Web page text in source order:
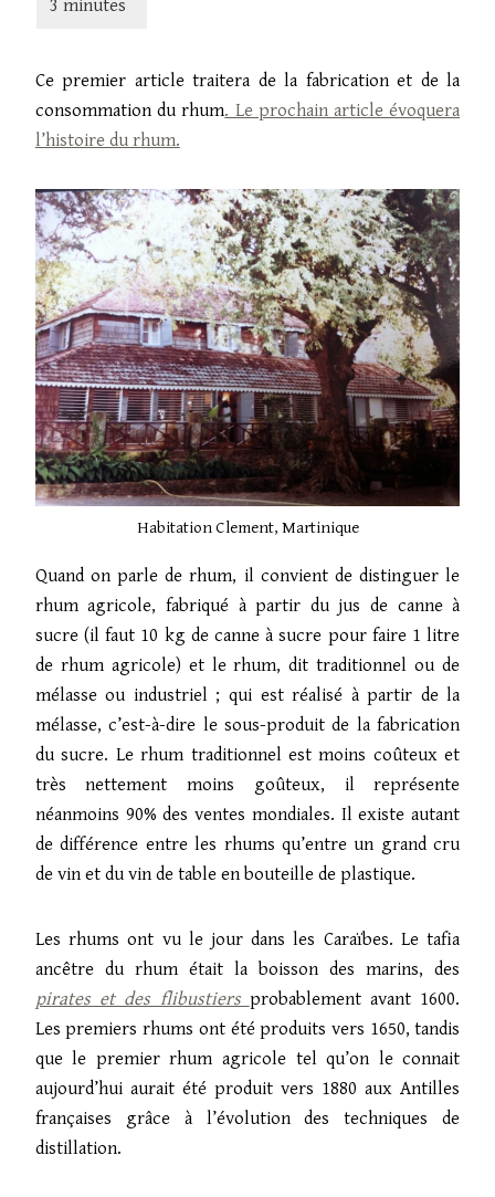
Ce premier article traitera de la fabrication et de la
consommation du rhum. Le prochain article évoquera
l’histoire du rhum.
Habitation Clement, Martinique
Quand on parle de rhum, il convient de distinguer le
rhum agricole, fabriqué à partir du jus de canne à
sucre (il faut 10 kg de canne à sucre pour faire 1 litre
de rhum agricole) et le rhum, dit traditionnel ou de
mélasse ou industriel ; qui est réalisé à partir de la
mélasse, c’est-à-dire le sous-produit de la fabrication
du sucre. Le rhum traditionnel est moins coûteux et
très nettement moins goûteux, il représente
néanmoins 90% des ventes mondiales. Il existe autant
de différence entre les rhums qu’entre un grand cru
de vin et du vin de table en bouteille de plastique.
Les rhums ont vu le jour dans les Caraïbes. Le tafia
ancêtre du rhum était la boisson des marins, des
pirates et des flibustiers probablement avant 1600.
Les premiers rhums ont été produits vers 1650, tandis
que le premier rhum agricole tel qu’on le connait
aujourd’hui aurait été produit vers 1880 aux Antilles
françaises grâce à l’évolution des techniques de
distillation.